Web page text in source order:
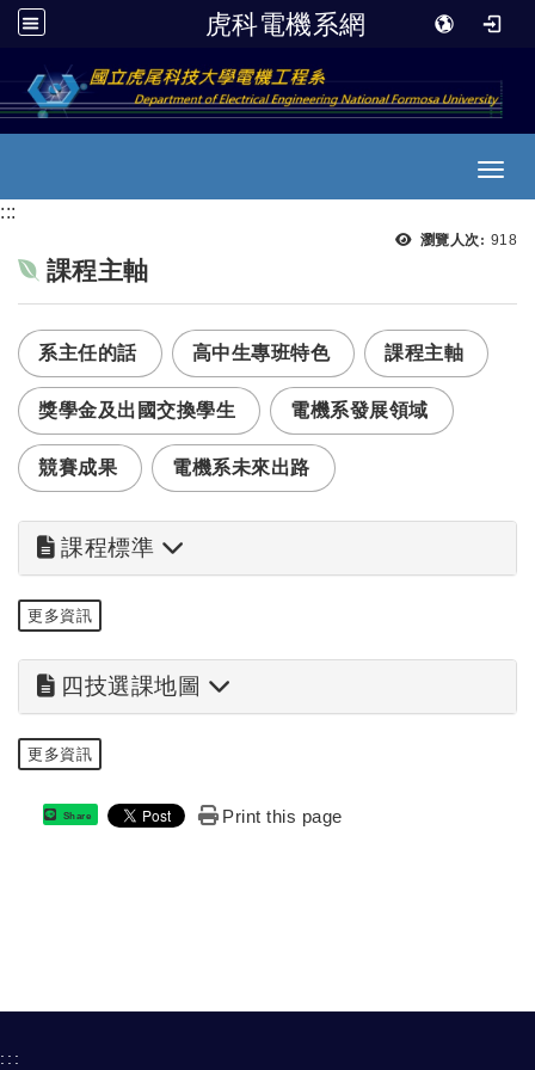
虎科電機系網
跳到主要內容
:::
瀏覽人次: 瀏覽
918
課程主軸
系主任的話 高中生專班特色 課程主軸
獎學金及出國交換學生 電機系發展領域
競賽成果 電機系未來出路
課程標準
更多資訊
四技選課地圖
更多資訊
Share Print this page
:::